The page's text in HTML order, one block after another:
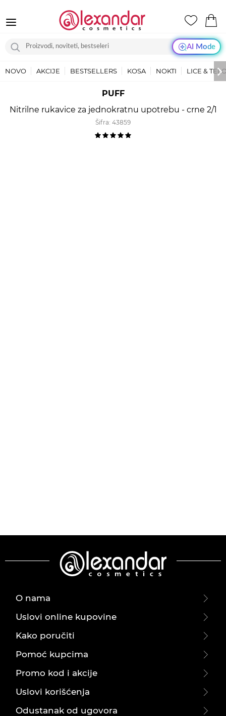
AI Mode
NOVO AKCIJE BESTSELLERS KOSA NOKTI LICE &
PUFF
Nitrilne rukavice za jednokratnu upotrebu - crne 2/1
Šifra: 43859
O nama
Uslovi online kupovine
Kako poručiti
Pomoć kupcima
Promo kod i akcije
Uslovi korišćenja
Odustanak od ugovora